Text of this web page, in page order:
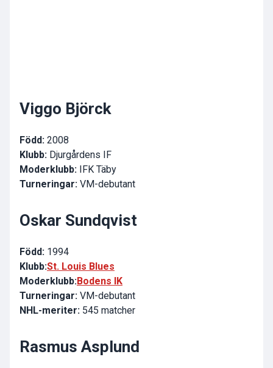
Viggo Björck
Född: 2008
Klubb: Djurgårdens IF
Moderklubb: IFK Täby
Turneringar: VM-debutant
Oskar Sundqvist
Född: 1994
Klubb:St. Louis Blues
Moderklubb:Bodens IK
Turneringar: VM-debutant
NHL-meriter: 545 matcher
Rasmus Asplund